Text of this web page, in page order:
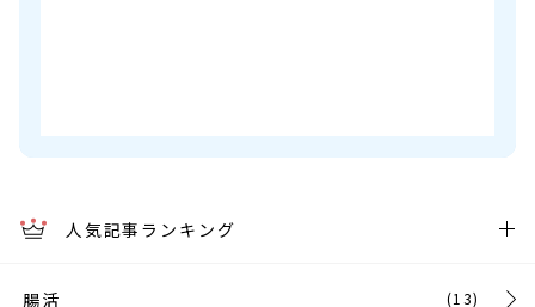
人気記事ランキング
腸活 (13)